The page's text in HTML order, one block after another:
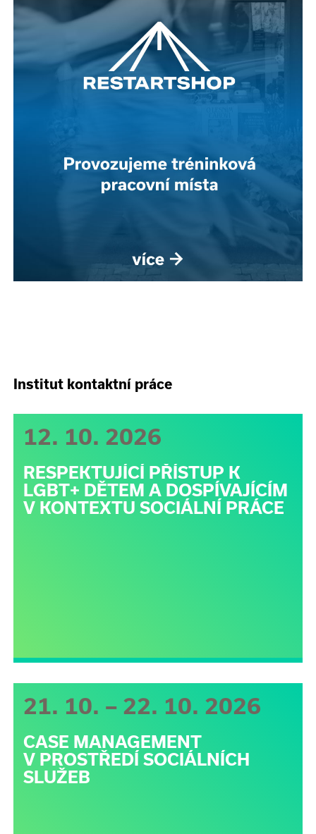
Institut kontaktní práce
12. 10. 2026
RESPEKTUJÍCÍ PŘÍSTUP K
LGBT+ DĚTEM A DOSPÍVAJÍCÍM
V KONTEXTU SOCIÁLNÍ PRÁCE
21. 10. – 22. 10. 2026
CASE MANAGEMENT
V PROSTŘEDÍ SOCIÁLNÍCH
SLUŽEB